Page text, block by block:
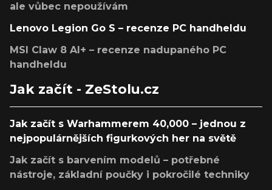
ale vůbec nepoužívám
Lenovo Legion Go S – recenze PC handheldu
MSI Claw 8 AI+ – recenze nadupaného PC
handheldu
Jak začít - ZeStolu.cz
Jak začít s Warhammerem 40,000 – jednou z
nejpopulárnějších figurkových her na světě
Jak začít s barvením modelů – potřebné
nástroje, základní poučky i pokročilé techniky